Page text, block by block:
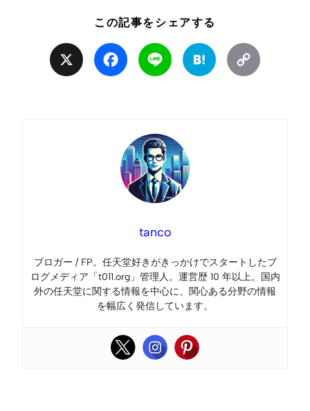
この記事をシェアする
Facebook Line Hatena
tanco
ブロガー / FP。任天堂好きがきっかけでスタートしたブ
ログメディア「t011.org」管理人。運営歴 10 年以上。国内
外の任天堂に関する情報を中心に、関心ある分野の情報
を幅広く発信しています。